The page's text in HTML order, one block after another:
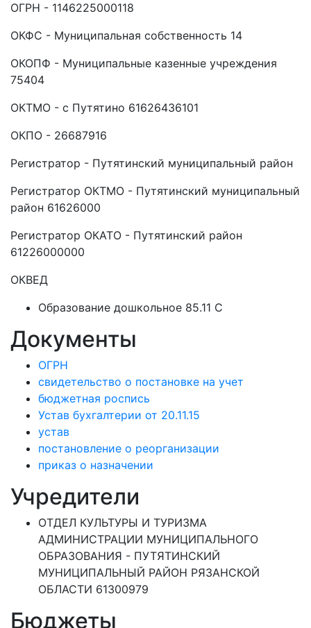
ОГРН - 1146225000118
ОКФС - Муниципальная собственность 14
ОКОПФ - Муниципальные казенные учреждения
75404
ОКТМО - с Путятино 61626436101
ОКПО - 26687916
Регистратор - Путятинский муниципальный район
Регистратор ОКТМО - Путятинский муниципальный
район 61626000
Регистратор ОКАТО - Путятинский район
61226000000
ОКВЕД
Образование дошкольное 85.11 C
Документы
ОГРН
свидетельство о постановке на учет
бюджетная роспись
Устав бухгалтерии от 20.11.15
устав
постановление о реорганизации
приказ о назначении
Учредители
ОТДЕЛ КУЛЬТУРЫ И ТУРИЗМА
АДМИНИСТРАЦИИ МУНИЦИПАЛЬНОГО
ОБРАЗОВАНИЯ - ПУТЯТИНСКИЙ
МУНИЦИПАЛЬНЫЙ РАЙОН РЯЗАНСКОЙ
ОБЛАСТИ 61300979
Бюджеты